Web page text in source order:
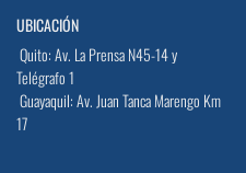
UBICACIÓN
Quito: Av. La Prensa N45-14 y
Telégrafo 1
Guayaquil: Av. Juan Tanca Marengo Km
17